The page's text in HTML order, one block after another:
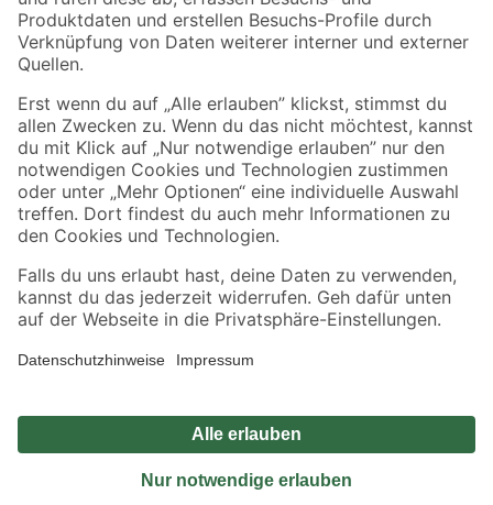
Sicher einkaufen
Jetzt die toom-App herunterladen
Alle Preisangaben in EUR inkl. gesetzl. MwSt.. Die dargestellten Angebote sind unter
Umständen nicht in allen Märkten verfügbar. Die angegebenen Verfügbarkeiten beziehen
Produkte nur solange der Vorrat reicht.
*Paketversand ab 59 € versandkostenfrei, gilt nicht für Artikel mit Speditionsversand, hier
Privatsphäre Impressum
Nutzungsbedingungen
Widerrufsrecht
Vertrag widerrufen